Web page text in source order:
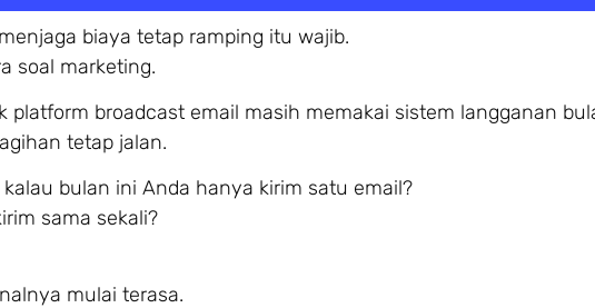
biaya tetap ramping itu wajib.
soal marketing.
platform broadcast email masih memakai sistem langganan
tetap jalan.
bulan ini Anda hanya kirim satu email?
sama sekali?
mulai terasa.